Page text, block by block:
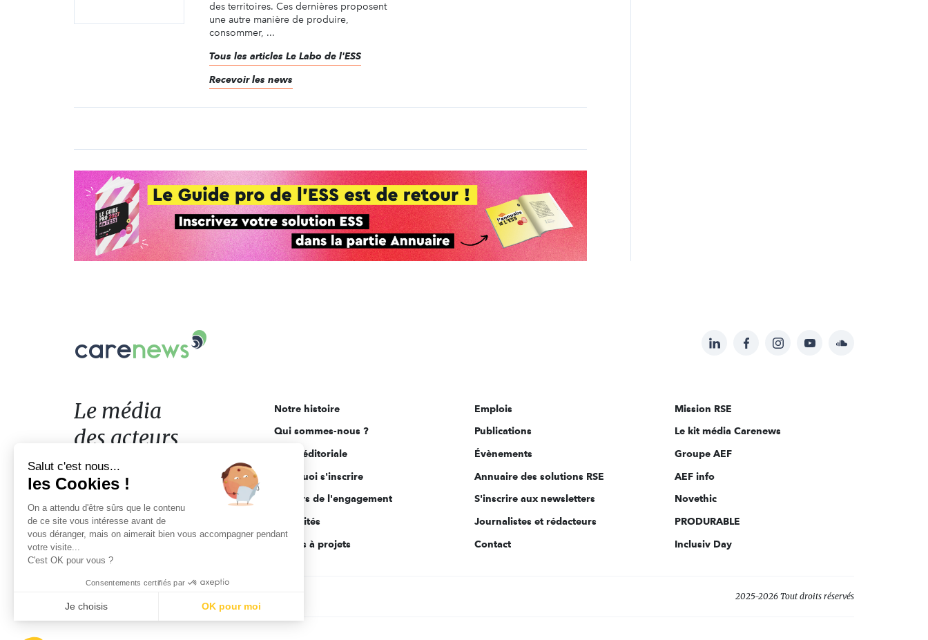
des territoires. Ces dernières proposent
une autre manière de produire,
consommer, ...
Tous les articles Le Labo de l'ESS
Recevoir les news
Suivez-
sur:
LinkedInFacebookInstagramYouTubeSoundcloud
Le
acteurs
de
l'engagement
Le média
des acteurs
de l'engagement
Notre histoire
Qui sommes-nous ?
Ligne éditoriale
Pourquoi s'inscrire
Acteurs de l'engagement
Actualités
Appels à projets
Emplois
Publications
Évènements
Annuaire des solutions RSE
S'inscrire aux newsletters
Journalistes et rédacteurs
Contact
Mission RSE
Le kit média Carenews
Groupe AEF
AEF info
Novethic
PRODURABLE
Inclusiv Day
2025-2026 Tout droits réservés
Salut c'est nous...
les Cookies !
On a attendu d'être sûrs que le contenu
de ce site vous intéresse avant de
vous déranger, mais on aimerait bien vous accompagner pendant
votre visite...
C'est OK pour vous ?
Consentements certifiés par
Je choisis OK pour moi